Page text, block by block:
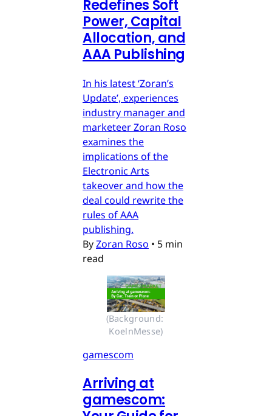
Redefines Soft
Power, Capital
Allocation, and
AAA Publishing
In his latest ‘Zoran’s
Update’, experiences
industry manager and
marketeer Zoran Roso
examines the
implications of the
Electronic Arts
takeover and how the
deal could rewrite the
rules of AAA
publishing.
ByZoran Roso • 5 min
read
(Background:
KoelnMesse)
gamescom
Arriving at
gamescom: